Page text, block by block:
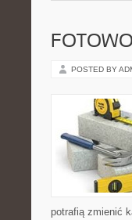
POSTED BY
potrafią zmienić